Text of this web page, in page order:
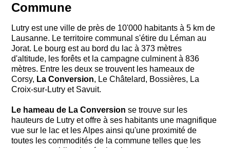
Commune
Lutry est une ville de près de 10'000 habitants à 5 km de
Lausanne. Le territoire communal s'étire du Léman au
Jorat. Le bourg est au bord du lac à 373 mètres
d'altitude, les forêts et la campagne culminent à 836
mètres. Entre les deux se trouvent les hameaux de
Corsy, La Conversion, Le Châtelard, Bossières, La
Croix-sur-Lutry et Savuit.
Le hameau de La Conversion se trouve sur les
hauteurs de Lutry et offre à ses habitants une magnifique
vue sur le lac et les Alpes ainsi qu'une proximité de
toutes les commodités de la commune telles que les